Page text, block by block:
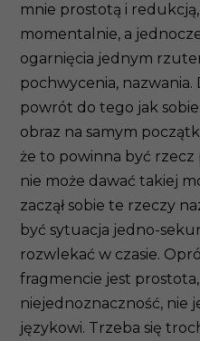
mnie prostotą i
momentalnie, a
ogarnięcia jednym
pochwycenia,
powrót do tego jak
obraz na samym
że to powinna być rzecz
nie może dawać takiej
zaczął sobie te rzeczy
być sytuacja jedno-
rozwlekać w czasie.
fragmencie jest
niejednoznaczność, nie
językowi. Trzeba się